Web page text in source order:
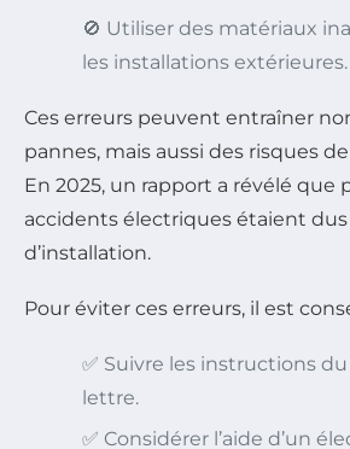
🚫 Utiliser des matériaux
les installations extérieures.
Ces erreurs peuvent entraîner
pannes, mais aussi des risques
En 2025, un rapport a révélé que
accidents électriques étaient dus
d’installation.
Pour éviter ces erreurs, il est
✅ Suivre les instructions
lettre.
✅ Considérer l’aide d’un